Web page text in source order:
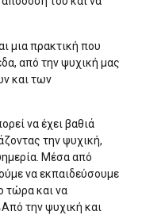
μια πρακτική που
από την ψυχική μας
και των
να έχει βαθιά
την ψυχική,
Μέσα από
να εκπαιδεύσουμε
τώρα και να
Από την ψυχική και